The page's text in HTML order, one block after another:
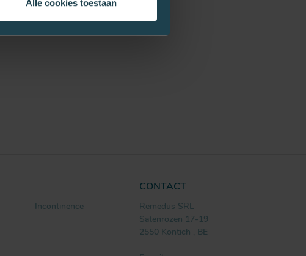
Alle cookies toestaan
Incontinence
CONTACT
Remedus SRL
Satenrozen 17-19
2550 Kontich , BE